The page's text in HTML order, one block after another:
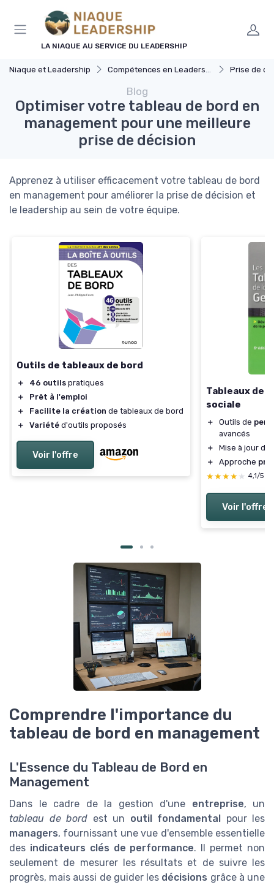
LA NIAQUE AU SERVICE DU LEADERSHIP
Niaque et Leadership Compétences en Leadership Prise de
Blog
Optimiser votre tableau de bord en
management pour une meilleure
prise de décision
Apprenez à utiliser efficacement votre tableau de bord
en management pour améliorer la prise de décision et
le leadership au sein de votre équipe.
Outils de tableaux de bord
＋ 46 outils pratiques
＋
Prêt à l'emploi
＋
Facilite la création de tableaux de bord
＋
Variété d'outils proposés
Voir l'offre
Tableaux de
sociale
＋ Outils de
avancés
＋
Mise à jour
＋
Approche
★★★★★
★★★★★ 4,1/5
Voir l'offre
Comprendre l'importance du
tableau de bord en management
L'Essence du Tableau de Bord en
Management
Dans le cadre de la gestion d'une entreprise, un
tableau de bord est un outil fondamental pour les
managers, fournissant une vue d'ensemble essentielle
des indicateurs clés de performance. Il permet non
seulement de mesurer les résultats et de suivre les
progrès, mais aussi de guider les décisions grâce à une